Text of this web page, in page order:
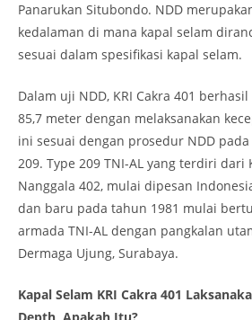
Panarukan Situbondo. NDD
kedalaman di mana kapal selam
sesuai dalam spesifikasi kapal selam.
Dalam uji NDD, KRI Cakra 401
85,7 meter dengan melaksanakan
ini sesuai dengan prosedur NDD
209. Type 209 TNI-AL yang terdiri dari
Nanggala 402, mulai dipesan
dan baru pada tahun 1981 mulai
armada TNI-AL dengan pangkalan
Dermaga Ujung, Surabaya.
Kapal Selam KRI Cakra 401